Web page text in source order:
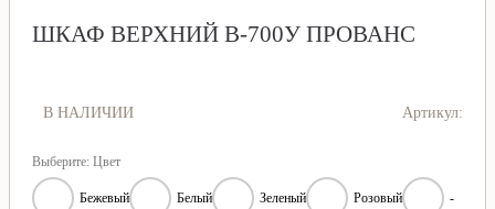
ШКАФ ВЕРХНИЙ В-700У ПРОВАНС
В НАЛИЧИИ Артикул:
Выберите: Цвет
Бежевый Белый Зеленый Розовый -